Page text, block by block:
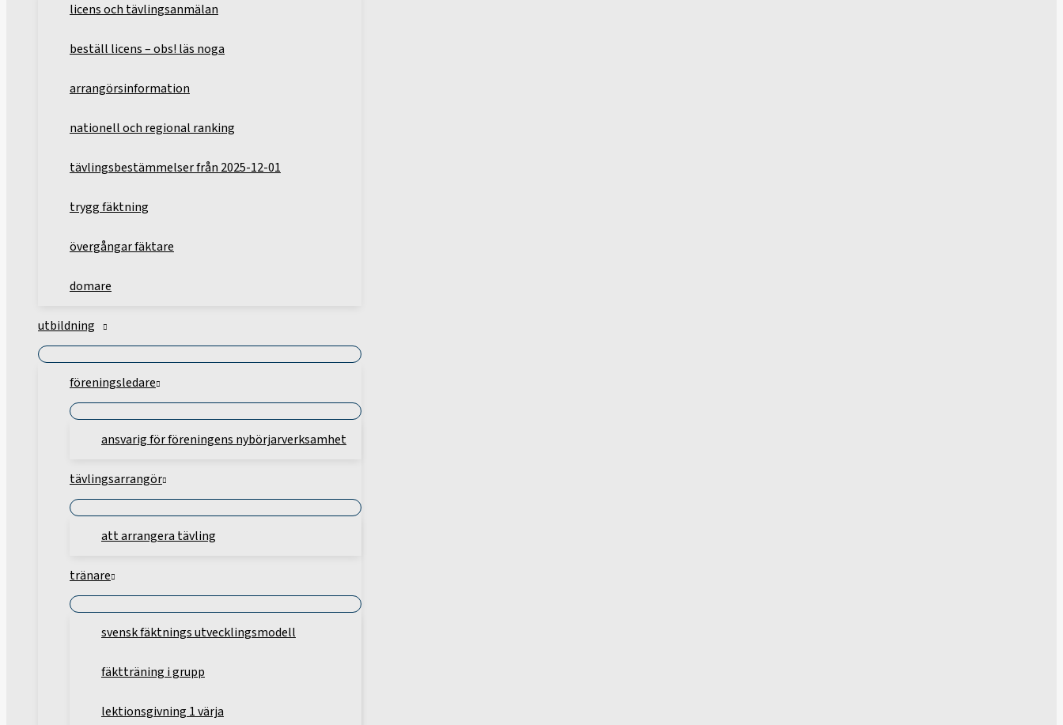
licens och tävlingsanmälan
beställ licens – obs! läs noga
arrangörsinformation
nationell och regional ranking
tävlingsbestämmelser från 2025-12-01
trygg fäktning
övergångar fäktare
domare
utbildning
föreningsledare
ansvarig för föreningens nybörjarverksamhet
tävlingsarrangör
att arrangera tävling
tränare
svensk fäktnings utvecklingsmodell
fäktträning i grupp
lektionsgivning 1 värja